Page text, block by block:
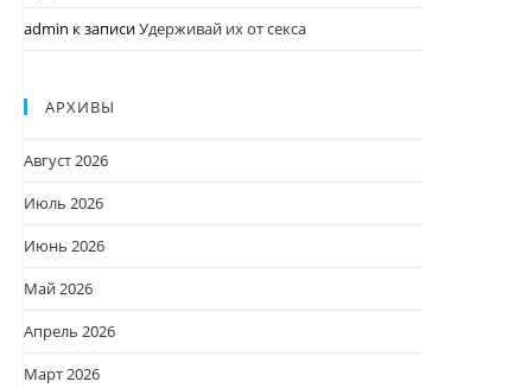
admin к записиУдерживай их от секса
АРХИВЫ
Август 2026
Июль 2026
Июнь 2026
Май 2026
Апрель 2026
Март 2026